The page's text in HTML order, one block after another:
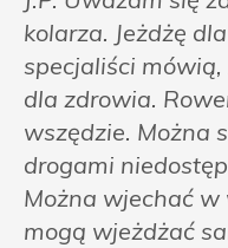
kolarza. Jeżdżę
specjaliści
dla zdrowia.
wszędzie. Można
drogami
Można wjechać w
mogą wjeżdżać